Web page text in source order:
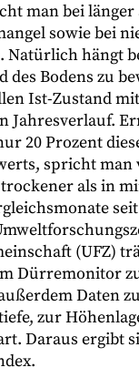
man bei
sowie bei
Natürlich hängt
des Bodens zu
Ist-Zustand
Jahresverlauf.
20 Prozent
spricht man
als in
(UFZ)
Dürremonitor
Daten
zur
Daraus ergibt